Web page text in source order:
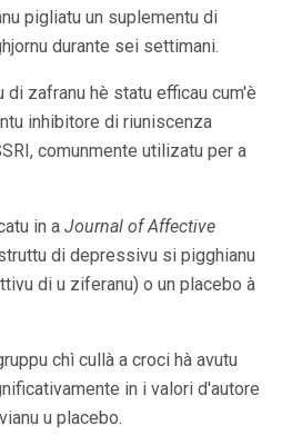
pigliatu un suplementu di
durante sei settimani.
zafranu hè statu efficau cum'è
inhibitore di riuniscenza
comunmente utilizatu per a
in a Journal of Affective
di depressivu si pigghianu
di u ziferanu) o un placebo à
chì cullà a croci hà avutu
in i valori d'autore
u placebo.